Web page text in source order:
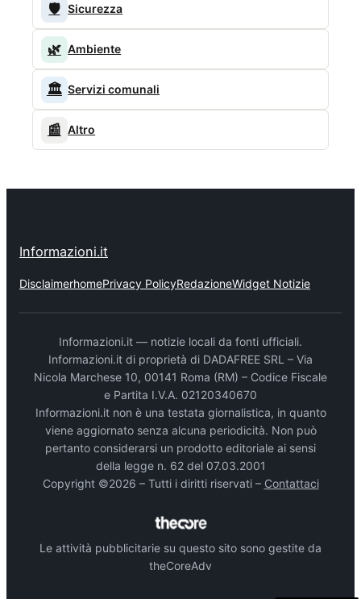
🛡️ Sicurezza
🌿 Ambiente
🏛️ Servizi comunali
📰 Altro
Informazioni.it
DisclaimerhomePrivacy PolicyRedazioneWidget Notizie
Informazioni.it — notizie locali da fonti ufficiali.
Informazioni.it di proprietà di DADAFREE SRL – Via
Nicola Marchese 10, 00141 Roma (RM) – Codice Fiscale
e Partita I.V.A. 02120340670
Informazioni.it non è una testata giornalistica, in quanto
viene aggiornato senza alcuna periodicità. Non può
pertanto considerarsi un prodotto editoriale ai sensi
della legge n. 62 del 07.03.2001
Copyright ©2026 – Tutti i diritti riservati – Contattaci
Le attività pubblicitarie su questo sito sono gestite da
theCoreAdv